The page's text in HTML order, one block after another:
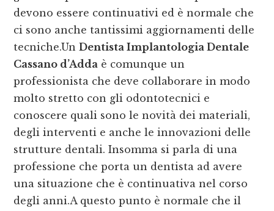
devono essere continuativi ed è normale che
ci sono anche tantissimi aggiornamenti delle
tecniche.UnDentista Implantologia Dentale
Cassano d’Adda è comunque un
professionista che deve collaborare in modo
molto stretto con gli odontotecnici e
conoscere quali sono le novità dei materiali,
degli interventi e anche le innovazioni delle
strutture dentali. Insomma si parla di una
professione che porta un dentista ad avere
una situazione che è continuativa nel corso
degli anni.A questo punto è normale che il